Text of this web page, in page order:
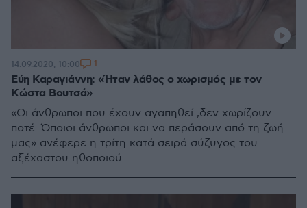
Εύη Καραγιάννη: «Ήταν λάθος ο χωρισμός με τον
Κώστα Βουτσά»
«Οι άνθρωποι που έχουν αγαπηθεί ,δεν χωρίζουν
ποτέ. Όποιοι άνθρωποι και να περάσουν από τη ζωή
μας» ανέφερε η τρίτη κατά σειρά σύζυγος του
αξέχαστου ηθοποιού
14.09.2020, 10:00 1